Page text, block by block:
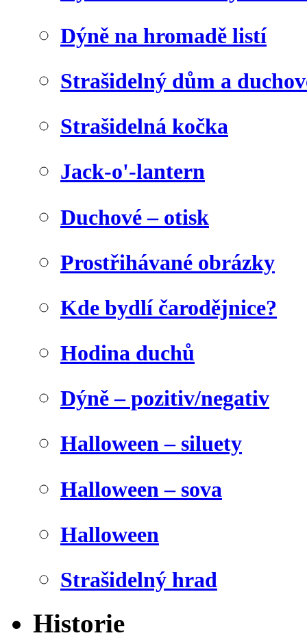
Dýně na hromadě listí
Strašidelný dům a
Strašidelná kočka
Jack-o'-lantern
Duchové – otisk
Prostřihávané obrázky
Kde bydlí čarodějnice?
Hodina duchů
Dýně – pozitiv/negativ
Halloween – siluety
Halloween – sova
Halloween
Strašidelný hrad
Historie